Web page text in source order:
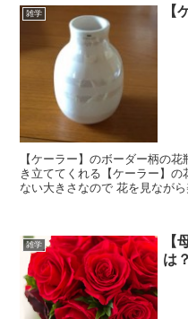
雑学 【
【ケーラー】のボーダー柄の花瓶がおしゃ
き立ててくれる【ケーラー】の花瓶 テーブルに置いても邪
ない大きさなので 花を見ながら美味しく食事ができます。 花を見て
雑学
【
は？